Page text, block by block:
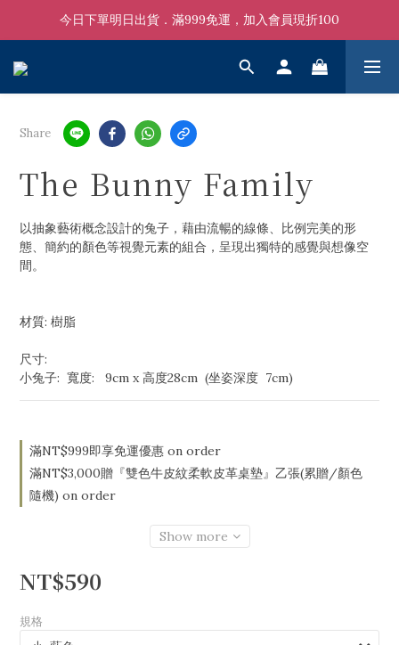
今日下單明日出貨．滿999免運，加入會員現折100
Share
The Bunny Family
以抽象藝術概念設計的兔子，藉由流暢的線條、比例完美的形
態、簡約的顏色等視覺元素的組合，呈現出獨特的感覺與想像空
間。
材質: 樹脂
尺寸:
小兔子:  寬度:   9cm x 高度28cm  (坐姿深度  7cm)
滿NT$999即享免運優惠 on order
滿NT$3,000贈『雙色牛皮紋柔軟皮革桌墊』乙張(累贈/顏色
隨機) on order
Show more
NT$590
規格